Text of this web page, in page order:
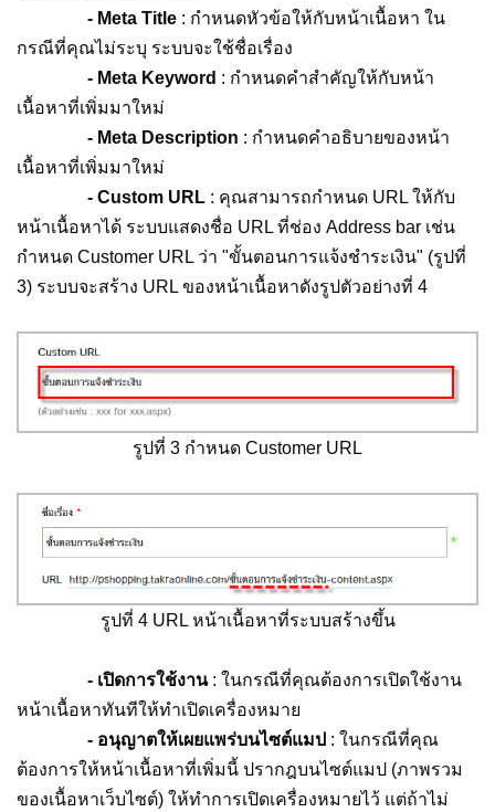
- Meta Title : กำหนดหัวข้อให้กับหน้าเนื้อหา ใน
กรณีที่คุณไม่ระบุ ระบบจะใช้ชื่อเรื่อง
- Meta Keyword : กำหนดคำสำคัญให้กับหน้า
เนื้อหาที่เพิ่มมาใหม่
- Meta Description : กำหนดคำอธิบายของหน้า
เนื้อหาที่เพิ่มมาใหม่
- Custom URL : คุณสามารถกำหนด URL ให้กับ
หน้าเนื้อหาได้ ระบบแสดงชื่อ URL ที่ช่อง Address bar เช่น
กำหนด Customer URL ว่า "ขั้นตอนการแจ้งชำระเงิน" (รูปที่
3) ระบบจะสร้าง URL ของหน้าเนื้อหาดังรูปตัวอย่างที่ 4
รูปที่ 3 กำหนด Customer URL
รูปที่ 4 URL หน้าเนื้อหาที่ระบบสร้างขึ้น
- เปิดการใช้งาน : ในกรณีที่คุณต้องการเปิดใช้งาน
หน้าเนื้อหาทันทีให้ทำเปิดเครื่องหมาย
- อนุญาตให้เผยแพร่บนไซต์แมป : ในกรณีที่คุณ
ต้องการให้หน้าเนื้อหาที่เพิ่มนี้ ปรากฎบนไซต์แมป (ภาพรวม
ของเนื้อหาเว็บไซต์) ให้ทำการเปิดเครื่องหมายไว้ แต่ถ้าไม่